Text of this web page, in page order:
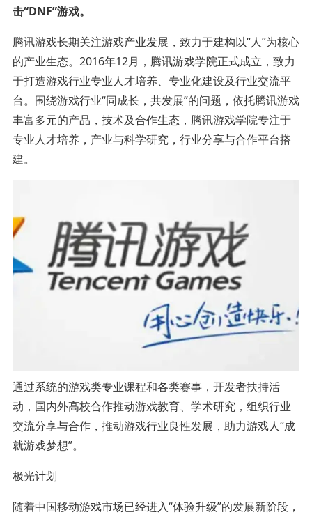
击“DNF”游戏。
腾讯游戏长期关注游戏产业发展，致力于建构以“人”为核心
的产业生态。2016年12月，腾讯游戏学院正式成立，致力
于打造游戏行业专业人才培养、专业化建设及行业交流平
台。围绕游戏行业“同成长，共发展”的问题，依托腾讯游戏
丰富多元的产品，技术及合作生态，腾讯游戏学院专注于
专业人才培养，产业与科学研究，行业分享与合作平台搭
建。
通过系统的游戏类专业课程和各类赛事，开发者扶持活
动，国内外高校合作推动游戏教育、学术研究，组织行业
交流分享与合作，推动游戏行业良性发展，助力游戏人“成
就游戏梦想”。
极光计划
随着中国移动游戏市场已经进入“体验升级”的发展新阶段，